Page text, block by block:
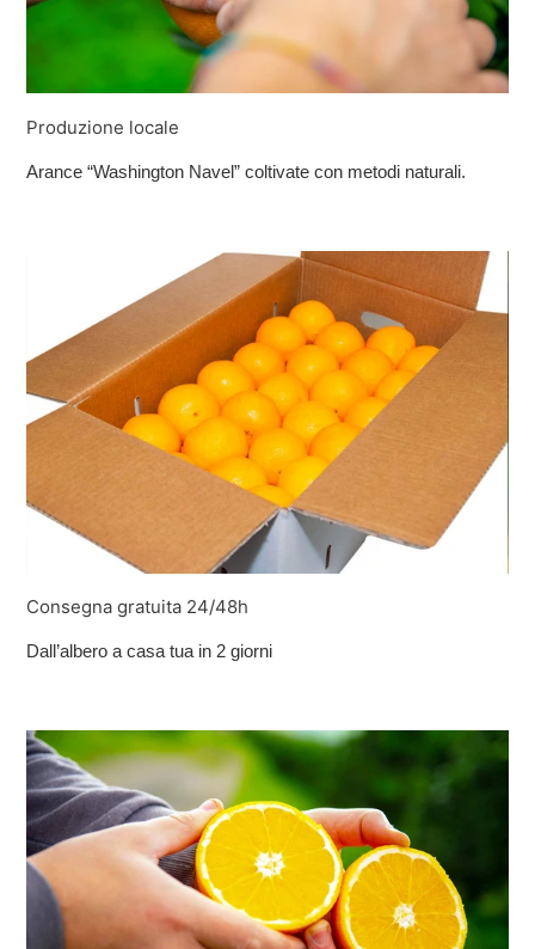
Produzione locale
Arance “Washington Navel” coltivate con metodi naturali.
Consegna gratuita 24/48h
Dall’albero a casa tua in 2 giorni